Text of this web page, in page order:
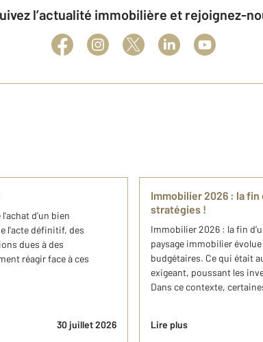
Suivez l’actualité immobilière et rejoignez-
d'un bien
l'acte définitif, des
dues à des
réagir face à ces
30 juillet 2026
Immobilier 2026 : la fin
stratégies !
Immobilier 2026 : la fin
paysage immobilier
budgétaires. Ce qui était
exigeant, poussant les
Dans ce contexte,
Lire plus